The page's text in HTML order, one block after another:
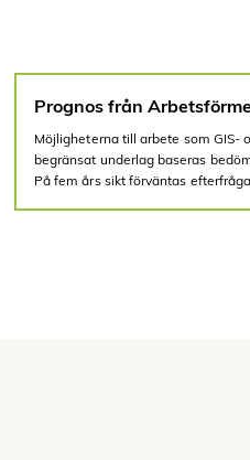
Prognos från
Möjligheterna till arbete som GIS-
begränsat underlag baseras
På fem års sikt förväntas